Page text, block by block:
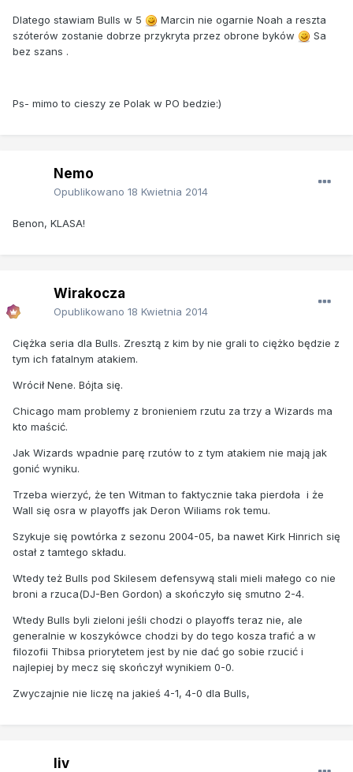
Dlatego stawiam Bulls w 5
Marcin nie ogarnie Noah a reszta
szóterów zostanie dobrze przykryta przez obrone byków
Sa
bez szans .
Ps- mimo to cieszy ze Polak w PO bedzie:)
Nemo
Opublikowano 18 Kwietnia 2014
Benon, KLASA!
Wirakocza
Opublikowano 18 Kwietnia 2014
Ciężka seria dla Bulls. Zresztą z kim by nie grali to ciężko będzie z
tym ich fatalnym atakiem.
Wrócił Nene. Bójta się.
Chicago mam problemy z bronieniem rzutu za trzy a Wizards ma
kto maścić.
Jak Wizards wpadnie parę rzutów to z tym atakiem nie mają jak
gonić wyniku.
Trzeba wierzyć, że ten Witman to faktycznie taka pierdoła i że
Wall się osra w playoffs jak Deron Wiliams rok temu.
Szykuje się powtórka z sezonu 2004-05, ba nawet Kirk Hinrich się
ostał z tamtego składu.
Wtedy też Bulls pod Skilesem defensywą stali mieli małego co nie
broni a rzuca(DJ-Ben Gordon) a skończyło się smutno 2-4.
Wtedy Bulls byli zieloni jeśli chodzi o playoffs teraz nie, ale
generalnie w koszykówce chodzi by do tego kosza trafić a w
filozofii Thibsa priorytetem jest by nie dać go sobie rzucić i
najlepiej by mecz się skończył wynikiem 0-0.
Zwyczajnie nie liczę na jakieś 4-1, 4-0 dla Bulls,
liv